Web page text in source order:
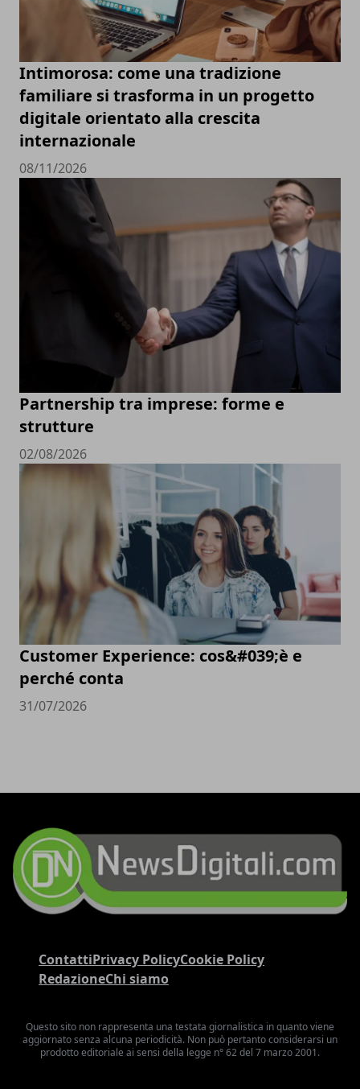
Intimorosa: come una tradizione
familiare si trasforma in un progetto
digitale orientato alla crescita
internazionale
08/11/2026
Partnership tra imprese: forme e
strutture
02/08/2026
Customer Experience: cos&#039;è e
perché conta
31/07/2026
ContattiPrivacy PolicyCookie Policy
RedazioneChi siamo
Questo sito non rappresenta una testata giornalistica in quanto viene
aggiornato senza alcuna periodicità. Non può pertanto considerarsi un
prodotto editoriale ai sensi della legge n° 62 del 7 marzo 2001.